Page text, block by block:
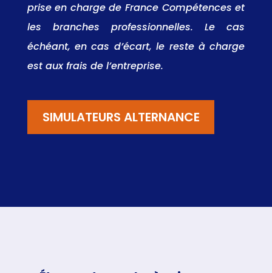
prise en charge de France Compétences et
les branches professionnelles. Le cas
échéant, en cas d’écart, le reste à charge
est aux frais de l’entreprise.
SIMULATEURS ALTERNANCE